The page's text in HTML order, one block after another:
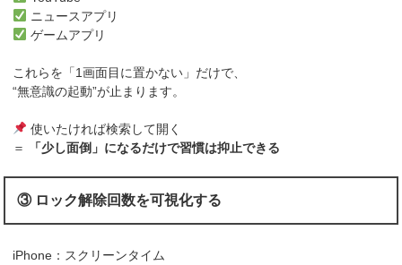
ニュースアプリ
ゲームアプリ
これらを「1画面目に置かない」だけで、
“無意識の起動”が止まります。
使いたければ検索して開く
＝
「少し面倒」になるだけで習慣は抑止できる
③ ロック解除回数を可視化する
iPhone：スクリーンタイム